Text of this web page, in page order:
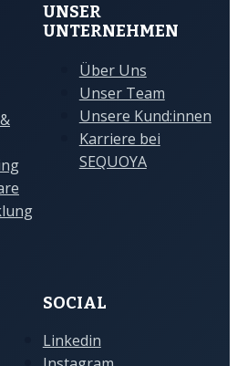
UNSER
UNTERNEHMEN
Über Uns
Unser Team
Unsere Kund:innen
Karriere bei
SEQUOYA
SOCIAL
Linkedin